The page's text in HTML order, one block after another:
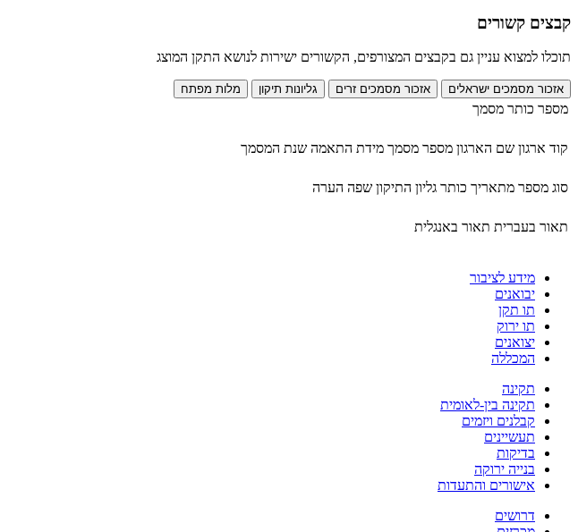
קבצים קשורים
תוכלו למצוא עניין גם בקבצים המצורפים, הקשורים ישירות לנושא התקן המוצג
אזכור מסמכים ישראלים אזכור מסמכים זרים גליונות תיקון מלות מפתח
מספר כותר מסמך
קוד ארגון שם הארגון מספר מסמך מידת התאמה שנת המסמך
סוג מספר מתאריך כותר גליון התיקון שפה הערה
תאור בעברית תאור באנגלית
מידע לציבור
יבואנים
תו תקן
תו ירוק
יצואנים
המכללה
תקינה
תקינה בין-לאומית
קבלנים ויזמים
תעשיינים
בדיקות
בנייה ירוקה
אישורים והתעדות
דרושים